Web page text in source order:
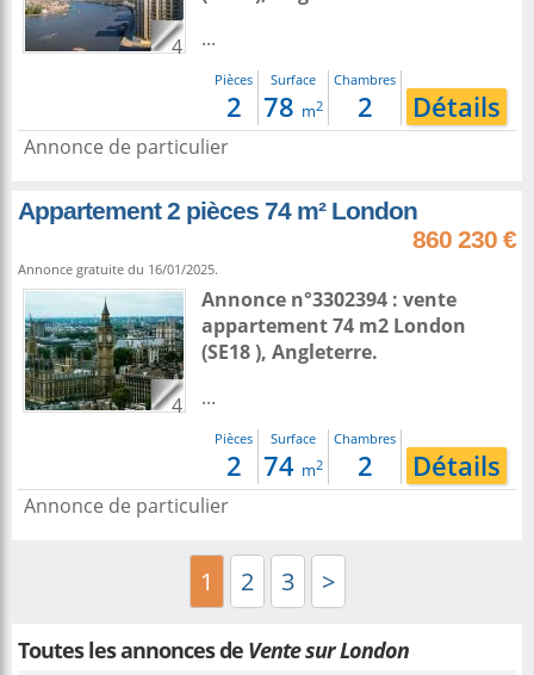
4
...
Pièces
2
Surface
78 m2
Chambres
2 Détails
Annonce de particulier
Appartement 2 pièces 74 m² London
860 230 €
Annonce gratuite du 16/01/2025.
4
Annonce n°3302394 : vente
appartement 74 m2 London
(SE18 ), Angleterre.
...
Pièces
2
Surface
74 m2
Chambres
2 Détails
Annonce de particulier
1 2 3 >
Toutes les annonces de Vente sur London